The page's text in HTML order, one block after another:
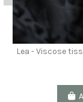
Lea - Viscose